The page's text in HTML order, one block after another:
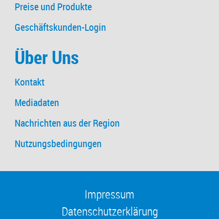
Preise und Produkte
Geschäftskunden-Login
Über Uns
Kontakt
Mediadaten
Nachrichten aus der Region
Nutzungsbedingungen
Impressum
Datenschutzerklärung